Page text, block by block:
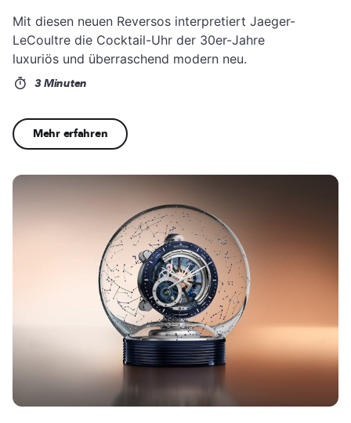
Mit diesen neuen Reversos interpretiert Jaeger-
LeCoultre die Cocktail-Uhr der 30er-Jahre
luxuriös und überraschend modern neu.
3 Minuten
Mehr erfahren